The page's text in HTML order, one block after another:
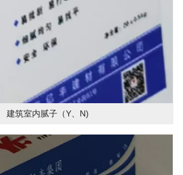
建筑室内腻子（Y、N)